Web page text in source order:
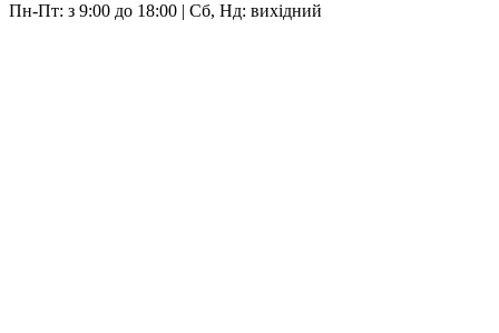
Пн-Пт: з 9:00 до 18:00 | Сб, Нд: вихідний